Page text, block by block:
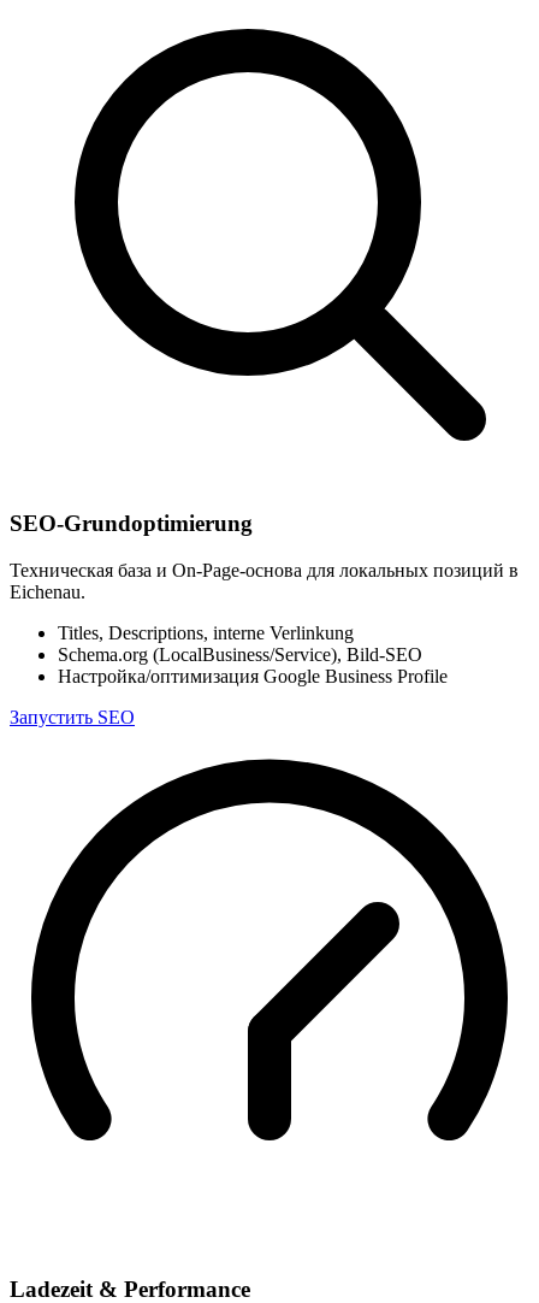
SEO-Grundoptimierung
Техническая база и On-Page-основа для локальных позиций в
Eichenau.
Titles, Descriptions, interne Verlinkung
Schema.org (LocalBusiness/Service), Bild-SEO
Настройка/оптимизация Google Business Profile
Запустить SEO
Ladezeit & Performance